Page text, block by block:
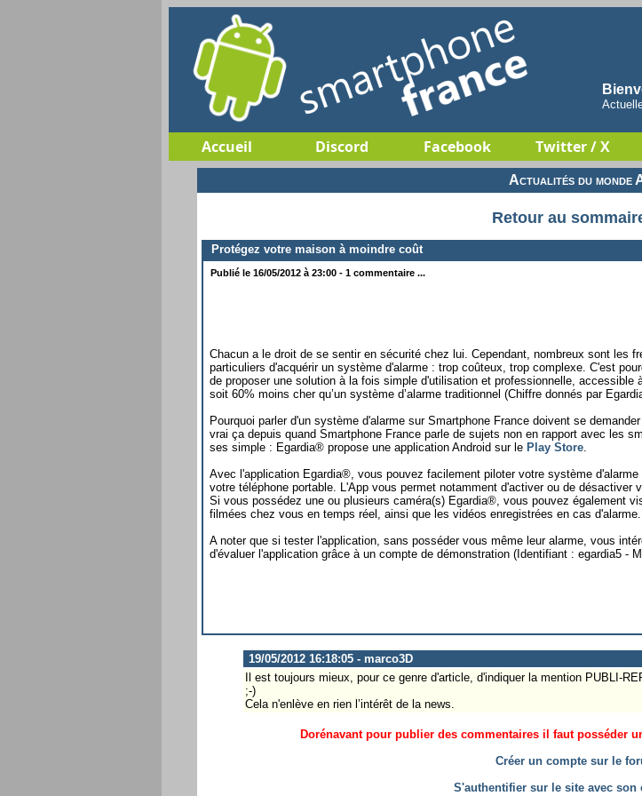
Accueil Discord Facebook Twitter / X
Actualités du monde
Retour au
Protégez votre maison à moindre coût
Publié le 16/05/2012 à 23:00 - 1 commentaire ...
Chacun a le droit de se sentir en sécurité chez lui. Cependant, nombreux sont les
particuliers d'acquérir un système d'alarme : trop coûteux, trop complexe. C'est
de proposer une solution à la fois simple d'utilisation et professionnelle, accessible
soit 60% moins cher qu’un système d’alarme traditionnel (Chiffre donnés par
Pourquoi parler d'un système d'alarme sur Smartphone France doivent se
vrai ça depuis quand Smartphone France parle de sujets non en rapport avec les
ses simple : Egardia® propose une application Android sur le Play Store
Avec l'application Egardia®, vous pouvez facilement piloter votre système
votre téléphone portable. L'App vous permet notamment d'activer ou de désactiver
Si vous possédez une ou plusieurs caméra(s) Egardia®, vous pouvez également
filmées chez vous en temps réel, ainsi que les vidéos enregistrées en cas d'alarme.
A noter que si tester l'application, sans posséder vous même leur alarme, vous
d'évaluer l'application grâce à un compte de démonstration (Identifiant : egardia5 -
19/05/2012 16:18:05 - marco3D
Il est toujours mieux, pour ce genre d'article, d'indiquer la mention PUBLI-
;-)
Cela n'enlève en rien l’intérêt de la news.
Dorénavant pour publier des commentaires il faut posséder
Créer un compte sur le
S'authentifier sur le site avec son